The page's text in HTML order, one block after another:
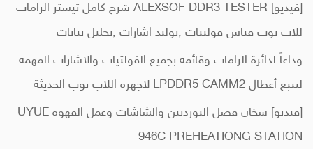
[فيديو] ALEXSOF DDR3 TESTER شرح كامل تيستر الرامات
للاب توب قياس فولتيات ,توليد اشارات ,تحليل بيانات
وداعاً لدائرة الرامات وقائمة بجميع الفولتيات والاشارات المهمة
لتتبع أعطال LPDDR5 CAMM2 لاجهزة اللاب توب الحديثة
[فيديو] سخان فصل البوردتين والشاشات وعمل القهوة UYUE
946C PREHEATIONG STATION